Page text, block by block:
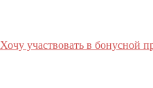
Хочу участвовать в бонусной